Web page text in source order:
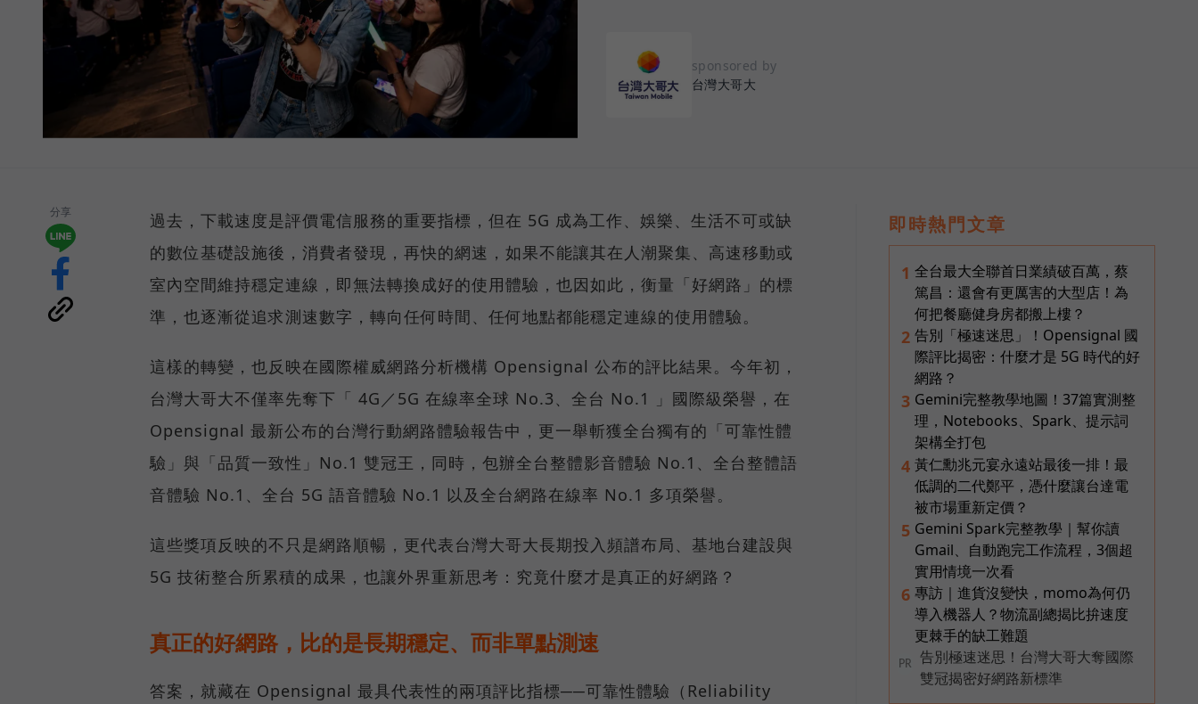
sponsored by
台灣大哥大
分享
過去，下載速度是評價電信服務的重要指標，但在 5G 成為工作、娛樂、生活不可或缺
的數位基礎設施後，消費者發現，再快的網速，如果不能讓其在人潮聚集、高速移動或
室內空間維持穩定連線，即無法轉換成好的使用體驗，也因如此，衡量「好網路」的標
準，也逐漸從追求測速數字，轉向任何時間、任何地點都能穩定連線的使用體驗。
這樣的轉變，也反映在國際權威網路分析機構 Opensignal 公布的評比結果。今年初，
台灣大哥大不僅率先奪下「 4G／5G 在線率全球 No.3、全台 No.1 」國際級榮譽，在
Opensignal 最新公布的台灣行動網路體驗報告中，更一舉斬獲全台獨有的「可靠性體
驗」與「品質一致性」No.1 雙冠王，同時，包辦全台整體影音體驗 No.1、全台整體語
音體驗 No.1、全台 5G 語音體驗 No.1 以及全台網路在線率 No.1 多項榮譽。
這些獎項反映的不只是網路順暢，更代表台灣大哥大長期投入頻譜布局、基地台建設與
5G 技術整合所累積的成果，也讓外界重新思考：究竟什麼才是真正的好網路？
真正的好網路，比的是長期穩定、而非單點測速
答案，就藏在 Opensignal 最具代表性的兩項評比指標──可靠性體驗（Reliability
即時熱門文章
1 全台最大全聯首日業績破百萬，蔡
篤昌：還會有更厲害的大型店！為
何把餐廳健身房都搬上樓？
2 告別「極速迷思」！Opensignal 國
際評比揭密：什麼才是 5G 時代的好
網路？
3 Gemini完整教學地圖！37篇實測整
理，Notebooks、Spark、提示詞
架構全打包
4 黃仁勳兆元宴永遠站最後一排！最
低調的二代鄭平，憑什麼讓台達電
被市場重新定價？
5 Gemini Spark完整教學｜幫你讀
Gmail、自動跑完工作流程，3個超
實用情境一次看
6 專訪｜進貨沒變快，momo為何仍
導入機器人？物流副總揭比拚速度
更棘手的缺工難題
PR
告別極速迷思！台灣大哥大奪國際
雙冠揭密好網路新標準